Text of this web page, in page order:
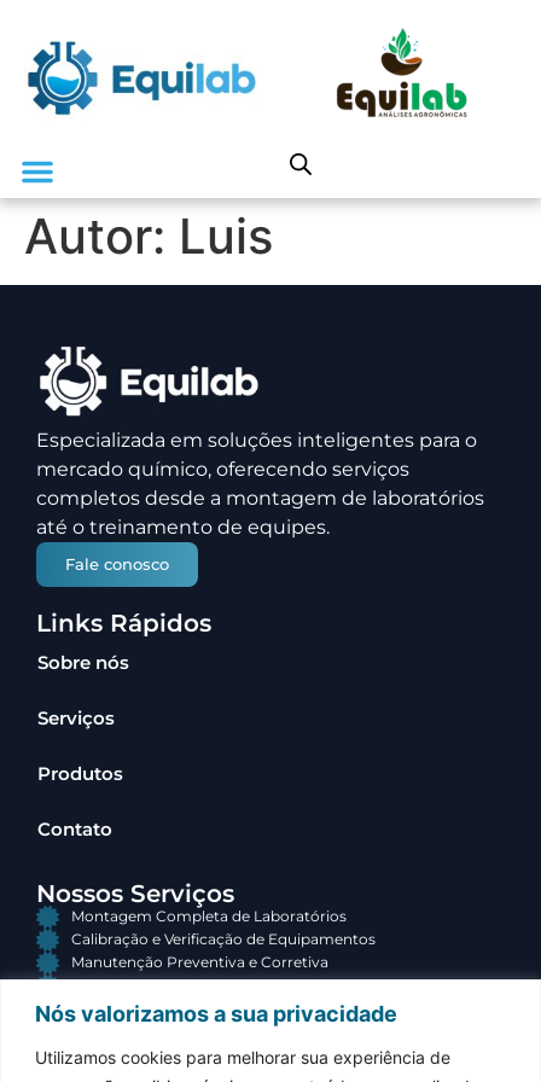
Nós valorizamos a sua privacidade
Utilizamos cookies para melhorar sua experiência de
Autor: Luis
Especializada em soluções inteligentes para o
mercado químico, oferecendo serviços
completos desde a montagem de laboratórios
até o treinamento de equipes.
Fale conosco
Links Rápidos
Sobre nós
Serviços
Produtos
Contato
Nossos Serviços
Montagem Completa de Laboratórios
Calibração e Verificação de Equipamentos
Manutenção Preventiva e Corretiva
Consultoria e Terceirização
(34) 3313-3767